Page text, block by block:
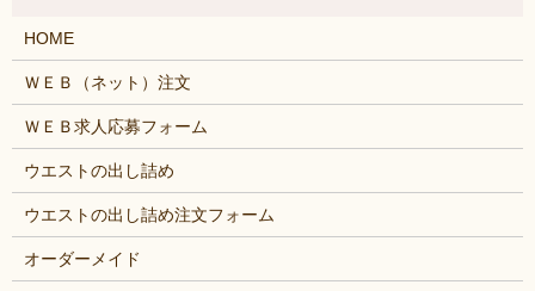
HOME
ＷＥＢ（ネット）注文
ＷＥＢ求人応募フォーム
ウエストの出し詰め
ウエストの出し詰め注文フォーム
オーダーメイド